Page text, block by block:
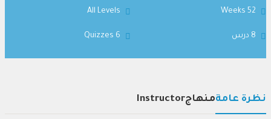
52 Weeks
All Levels
8 درس 6 Quizzes
نظرة عامةمنهاجInstructor